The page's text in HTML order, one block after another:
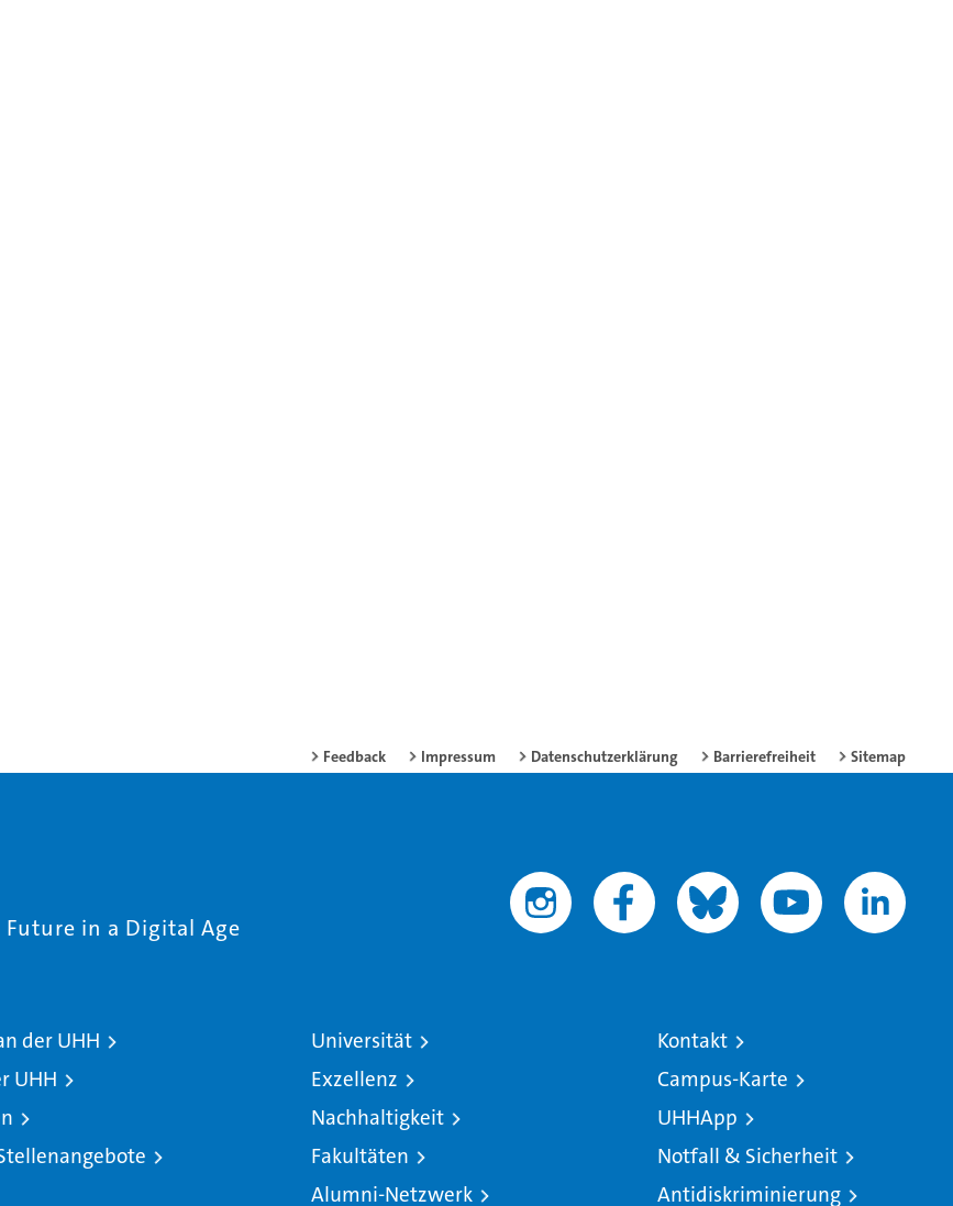
Feedback Impressum Datenschutzerklärung Barrierefreiheit Sitemap
in a Digital Age
der UHH
UHH
Universität
Exzellenz
Nachhaltigkeit
Fakultäten
Alumni-Netzwerk
Kontakt
Campus-Karte
UHHApp
Notfall & Sicherheit
Antidiskriminierung